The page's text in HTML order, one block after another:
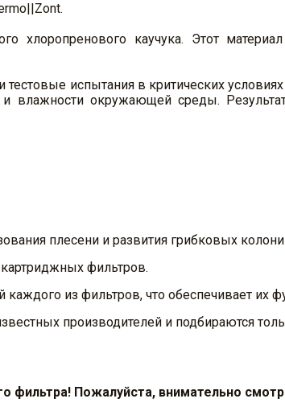
хлоропренового каучука. Этот
испытания в критических
и влажности окружающей среды.
плесени и развития грибковых
фильтров.
из фильтров, что обеспечивает их
производителей и подбираются
фильтра! Пожалуйста, внимательно